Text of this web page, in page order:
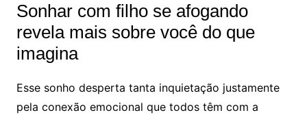
Sonhar com filho se afogando
revela mais sobre você do que
imagina
Esse sonho desperta tanta inquietação justamente
pela conexão emocional que todos têm com a